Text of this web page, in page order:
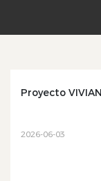
Proyecto
2026-06-03